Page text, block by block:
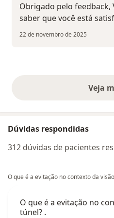
Obrigado pelo feedback,
saber que você está
22 de novembro de 2025
Veja
Dúvidas respondidas
312 dúvidas de pacientes
O que é a evitação no contexto da
O que é a evitação no
túnel? .